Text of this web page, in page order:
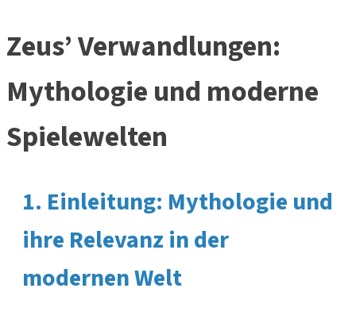
Zeus’ Verwandlungen:
Mythologie und moderne
Spielewelten
1. Einleitung: Mythologie und
ihre Relevanz in der
modernen Welt